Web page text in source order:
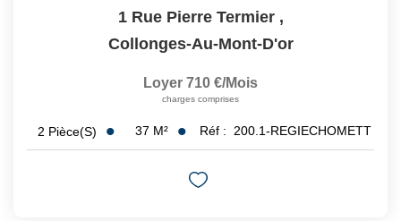
1 Rue Pierre Termier ,
Collonges-Au-Mont-D'or
Loyer 710 €/mois
charges comprises
2 Pièce(s) 37 M² Réf : 200.1-REGIECHOMETT